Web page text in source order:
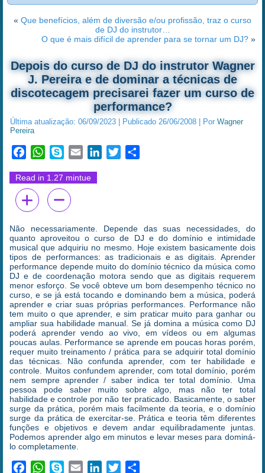
« Que benefícios, além de diversão e/ou profissão, traz o curso
de DJ do instrutor…
O que é mais difícil de aprender para se tornar um DJ?»
Depois do curso de DJ do instrutor Wagner
J. Pereira e de dominar a técnicas de
discotecagem precisarei fazer um curso de
performance?
Última atualização: 06/09/2023 Publicado 26/06/2008 Por Wagner
Pereira
FacebookWhatsApp
Skype Email LinkedInTwitter
Read in 1.27 mintue
Não necessariamente. Depende das suas necessidades, do
quanto aproveitou o curso de DJ e do domínio e intimidade
musical que adquiriu no mesmo. Hoje existem basicamente dois
tipos de performances: as tradicionais e as digitais. Aprender
performance depende muito do domínio técnico da música como
DJ e de coordenação motora sendo que as digitais requerem
menor esforço. Se você obteve um bom desempenho técnico no
curso, e se já está tocando e dominando bem a música, poderá
aprender e criar suas próprias performances. Performance não
tem muito o que aprender, e sim praticar muito para ganhar ou
ampliar sua habilidade manual. Se já domina a música como DJ
poderá aprender vendo ao vivo, em vídeos ou em algumas
poucas aulas. Performance se aprende em poucas horas porém,
requer muito treinamento / prática para se adquirir total domínio
das técnicas. Não confunda aprender, com ter habilidade e
controle. Muitos confundem aprender, com total domínio, porém
nem sempre aprender / saber indica ter total domínio. Uma
pessoa pode saber muito sobre algo, mas não ter total
habilidade e controle por não ter praticado. Basicamente, o saber
surge da prática, porém mais facilmente da teoria, e o domínio
surge da prática de exercitar-se. Prática e teoria têm diferentes
funções e objetivos e devem andar equilibradamente juntas.
Podemos aprender algo em minutos e levar meses para dominá-
lo completamente.
FacebookWhatsApp
Skype Email LinkedInTwitter